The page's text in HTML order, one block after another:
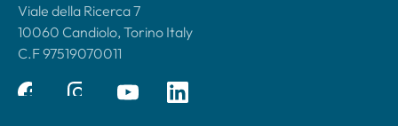
Viale della Ricerca 7
10060 Candiolo, Torino Italy
C.F 97519070011